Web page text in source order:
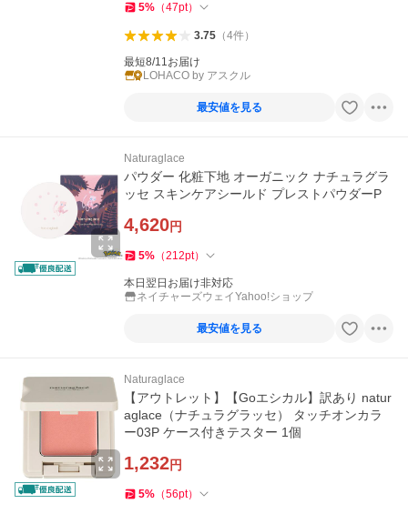
5% （47pt）
3.75（4件）
最短8/11お届け
LOHACO by アスクル
最安値を見る
Naturaglace
パウダー 化粧下地 オーガニック ナチュラグラ
ッセ スキンケアシールド プレストパウダーP
4,620円
5% （212pt）
本日翌日お届け非対応
ネイチャーズウェイYahoo!ショップ
最安値を見る
Naturaglace
【アウトレット】【Goエシカル】訳あり natur
aglace（ナチュラグラッセ） タッチオンカラ
ー03P ケース付きテスター 1個
1,232円
5% （56pt）